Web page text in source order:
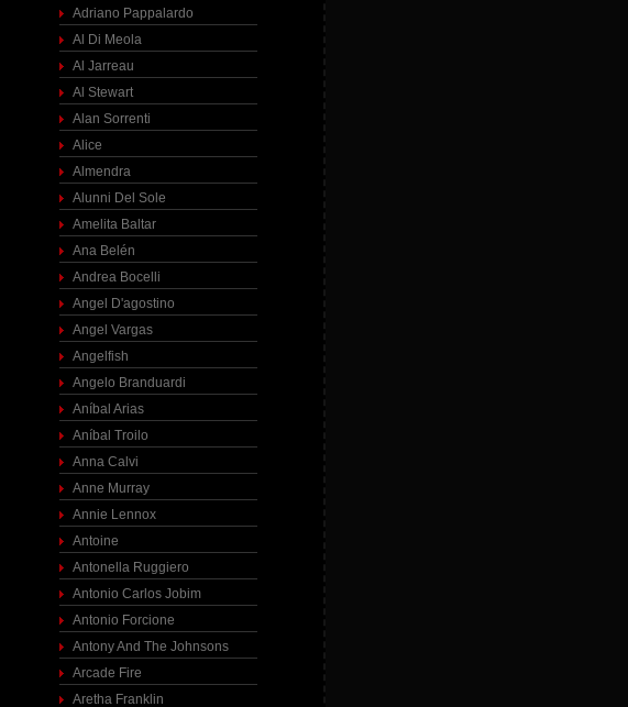
Adriano Pappalardo
Al Di Meola
Al Jarreau
Al Stewart
Alan Sorrenti
Alice
Almendra
Alunni Del Sole
Amelita Baltar
Ana Belén
Andrea Bocelli
Angel D'agostino
Angel Vargas
Angelfish
Angelo Branduardi
Aníbal Arias
Aníbal Troilo
Anna Calvi
Anne Murray
Annie Lennox
Antoine
Antonella Ruggiero
Antonio Carlos Jobim
Antonio Forcione
Antony And The Johnsons
Arcade Fire
Aretha Franklin